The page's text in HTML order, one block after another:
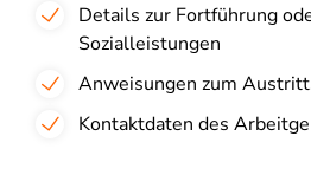
Details zur Fortführung
Sozialleistungen
Anweisungen zum
Kontaktdaten des